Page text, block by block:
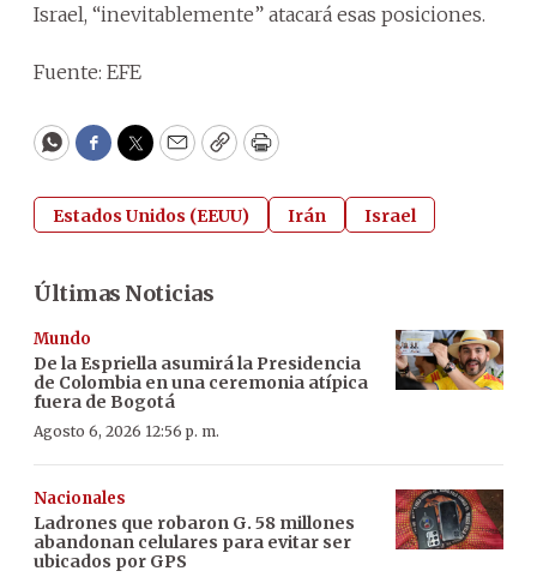
Israel, “inevitablemente” atacará esas posiciones.
Fuente: EFE
WhatsApp
Facebook
Twitter
EmailCopyPrint
Estados Unidos (EEUU) Irán Israel
Últimas Noticias
Mundo
De la Espriella asumirá la Presidencia
de Colombia en una ceremonia atípica
fuera de Bogotá
Agosto 6, 2026 12:56 p. m.
Nacionales
Ladrones que robaron G. 58 millones
abandonan celulares para evitar ser
ubicados por GPS